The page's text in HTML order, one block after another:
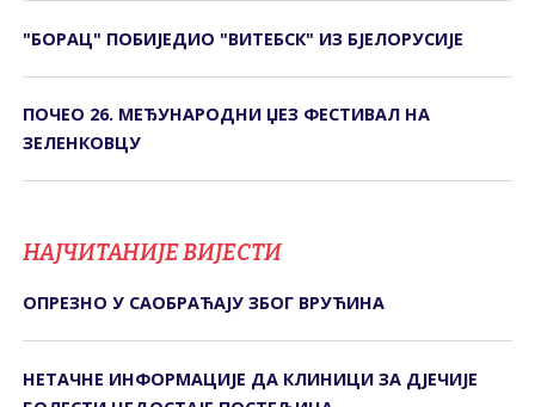
"БОРАЦ" ПОБИЈЕДИО "ВИТЕБСК" ИЗ БЈЕЛОРУСИЈЕ
ПОЧЕО 26. МЕЂУНАРОДНИ ЏЕЗ ФЕСТИВАЛ НА
ЗЕЛЕНКОВЦУ
НАЈЧИТАНИЈЕ ВИЈЕСТИ
ОПРЕЗНО У САОБРАЋАЈУ ЗБОГ ВРУЋИНА
НЕТАЧНЕ ИНФОРМАЦИЈЕ ДА КЛИНИЦИ ЗА ДЈЕЧИЈЕ